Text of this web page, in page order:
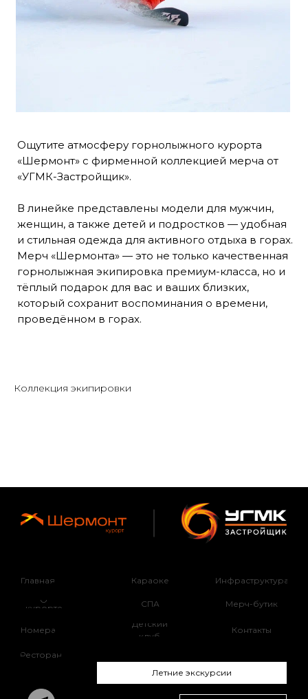
Ощутите атмосферу горнолыжного курорта
«Шермонт» с фирменной коллекцией мерча от
«УГМК-Застройщик».
В линейке представлены модели для мужчин,
женщин, а также детей и подростков — удобная
и стильная одежда для активного отдыха в горах.
Мерч «Шермонта» — это не только качественная
горнолыжная экипировка премиум-класса, но и
тёплый подарок для вас и ваших близких,
который сохранит воспоминания о времени,
проведённом в горах.
Коллекция экипировки
Летние экскурсии
Караоке
СПА
Детский
клуб
Главная
Номера
Ресторан
О
курорте
Инфраструктура
Мерч-бутик
Контакты